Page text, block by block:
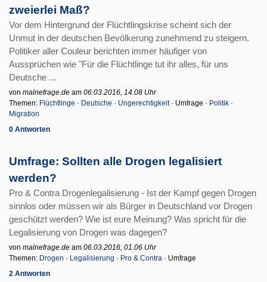
zweierlei Maß?
Vor dem Hintergrund der Flüchtlingskrise scheint sich der
Unmut in der deutschen Bevölkerung zunehmend zu steigern.
Politiker aller Couleur berichten immer häufiger von
Aussprüchen wie "Für die Flüchtlinge tut ihr alles, für uns
Deutsche ...
von malnefrage.de am 06.03.2016, 14.08 Uhr
Themen: Flüchtlinge · Deutsche · Ungerechtigkeit· Umfrage · Politik ·
Migration
0 Antworten
Umfrage: Sollten alle Drogen legalisiert
werden?
Pro & Contra Drogenlegalisierung - Ist der Kampf gegen Drogen
sinnlos oder müssen wir als Bürger in Deutschland vor Drogen
geschützt werden? Wie ist eure Meinung? Was spricht für die
Legalisierung von Drogen was dagegen?
von malnefrage.de am 06.03.2016, 01.06 Uhr
Themen: Drogen · Legalisierung · Pro & Contra · Umfrage
2 Antworten